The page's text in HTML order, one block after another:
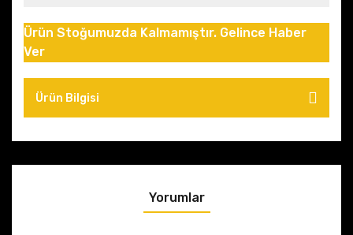
Ürün Stoğumuzda Kalmamıştır. Gelince Haber
Ver
Ürün Bilgisi
Yorumlar